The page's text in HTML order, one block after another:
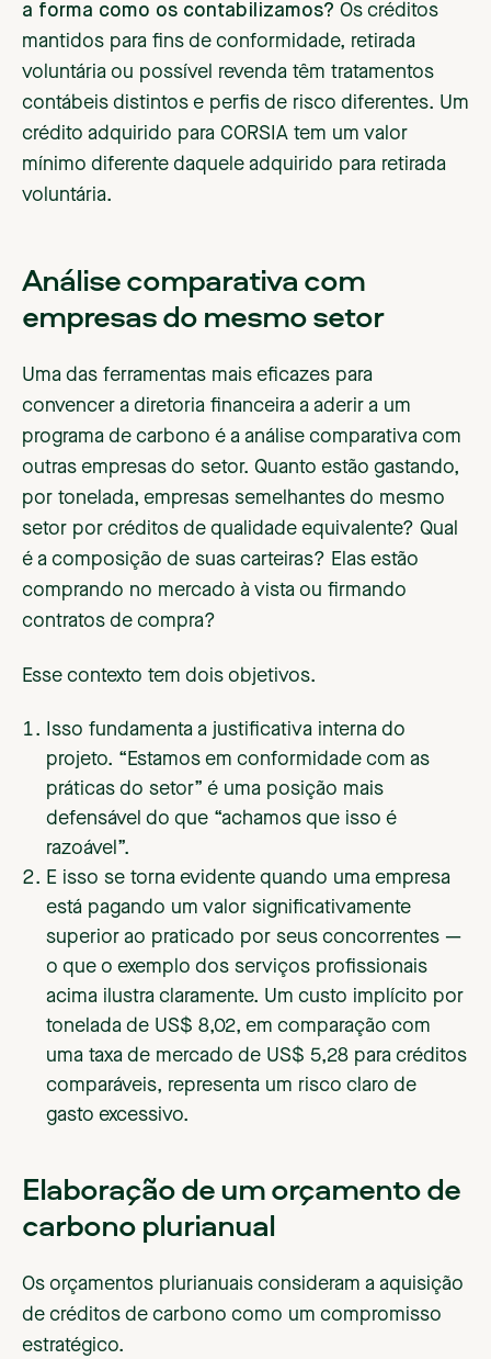
a forma como os contabilizamos? Os créditos
mantidos para fins de conformidade, retirada
voluntária ou possível revenda têm tratamentos
contábeis distintos e perfis de risco diferentes. Um
crédito adquirido para CORSIA tem um valor
mínimo diferente daquele adquirido para retirada
voluntária.
Análise comparativa com
empresas do mesmo setor
Uma das ferramentas mais eficazes para
convencer a diretoria financeira a aderir a um
programa de carbono é a análise comparativa com
outras empresas do setor. Quanto estão gastando,
por tonelada, empresas semelhantes do mesmo
setor por créditos de qualidade equivalente? Qual
é a composição de suas carteiras? Elas estão
comprando no mercado à vista ou firmando
contratos de compra?
Esse contexto tem dois objetivos.
Isso fundamenta a justificativa interna do
projeto. “Estamos em conformidade com as
práticas do setor” é uma posição mais
defensável do que “achamos que isso é
razoável”.
E isso se torna evidente quando uma empresa
está pagando um valor significativamente
superior ao praticado por seus concorrentes —
o que o exemplo dos serviços profissionais
acima ilustra claramente. Um custo implícito por
tonelada de US$ 8,02, em comparação com
uma taxa de mercado de US$ 5,28 para créditos
comparáveis, representa um risco claro de
gasto excessivo.
Elaboração de um orçamento de
carbono plurianual
Os orçamentos plurianuais consideram a aquisição
de créditos de carbono como um compromisso
estratégico.